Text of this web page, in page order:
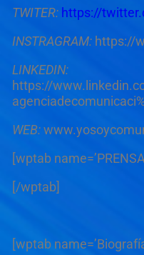
TWITER: https://
INSTRAGRAM:https://
LINKEDIN:
https://
WEB:
[wptab
[/wptab]
[wptab